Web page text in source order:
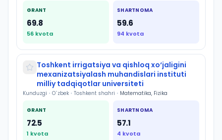
GRANT
69.8
56 kvota
SHARTNOMA
59.6
94 kvota
Toshkent irrigatsiya va qishloq xo‘jaligini
mexanizatsiyalash muhandislari instituti
milliy tadqiqotlar universiteti
Kunduzgi • O`zbek • Toshkent shahri • Matematika, Fizika
GRANT
72.5
1 kvota
SHARTNOMA
57.1
4 kvota